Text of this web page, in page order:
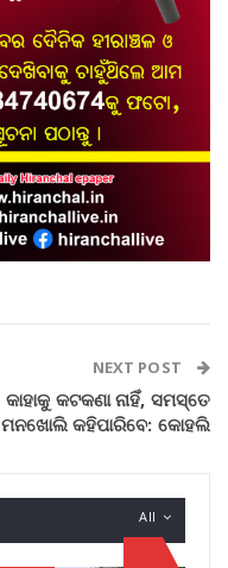
NEXT POST
କାହାକୁ କଟକଣା ନାହିଁ, ସମସ୍ତେ
ମନଖୋଲି କହିପାରିବେ: କୋହଲି
All